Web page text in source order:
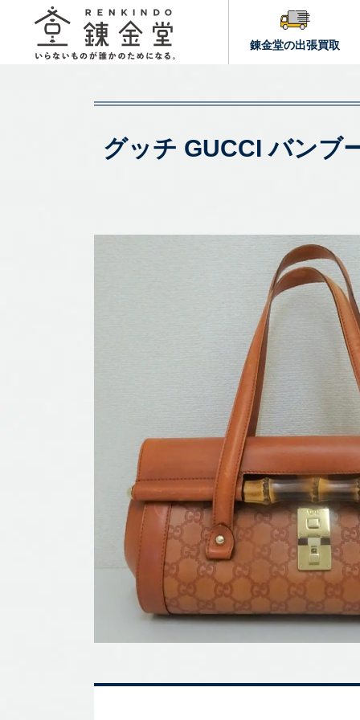
錬金堂の出張買取
グッチ GUCCI バン